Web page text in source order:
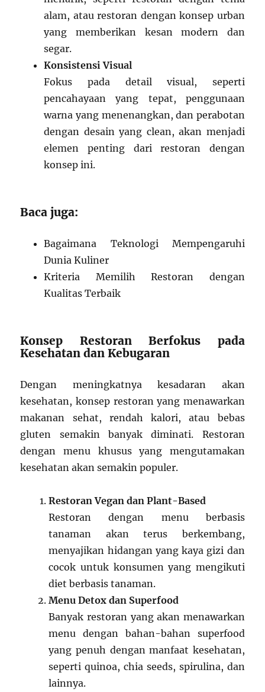
alam, atau restoran dengan konsep urban
yang memberikan kesan modern dan
segar.
Konsistensi Visual
Fokus pada detail visual, seperti
pencahayaan yang tepat, penggunaan
warna yang menenangkan, dan perabotan
dengan desain yang clean, akan menjadi
elemen penting dari restoran dengan
konsep ini.
Baca juga:
Bagaimana Teknologi Mempengaruhi
Dunia Kuliner
Kriteria Memilih Restoran dengan
Kualitas Terbaik
Konsep Restoran Berfokus pada
Kesehatan dan Kebugaran
Dengan meningkatnya kesadaran akan
kesehatan, konsep restoran yang menawarkan
makanan sehat, rendah kalori, atau bebas
gluten semakin banyak diminati. Restoran
dengan menu khusus yang mengutamakan
kesehatan akan semakin populer.
Restoran Vegan dan Plant-Based
Restoran dengan menu berbasis
tanaman akan terus berkembang,
menyajikan hidangan yang kaya gizi dan
cocok untuk konsumen yang mengikuti
diet berbasis tanaman.
Menu Detox dan Superfood
Banyak restoran yang akan menawarkan
menu dengan bahan-bahan superfood
yang penuh dengan manfaat kesehatan,
seperti quinoa, chia seeds, spirulina, dan
lainnya.